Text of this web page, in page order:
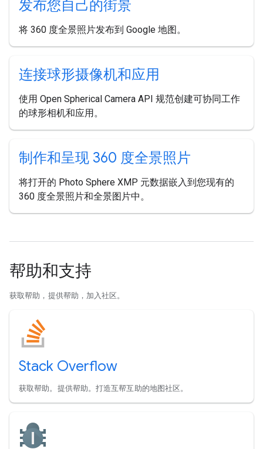
发布您自己的街景
将 360 度全景照片发布到 Google 地图。
连接球形摄像机和应用
使用 Open Spherical Camera API 规范创建可协同工作
的球形相机和应用。
制作和呈现 360 度全景照片
将打开的 Photo Sphere XMP 元数据嵌入到您现有的
360 度全景照片和全景图片中。
帮助和支持
获取帮助，提供帮助，加入社区。
Stack Overflow
获取帮助。提供帮助。打造互帮互助的地图社区。